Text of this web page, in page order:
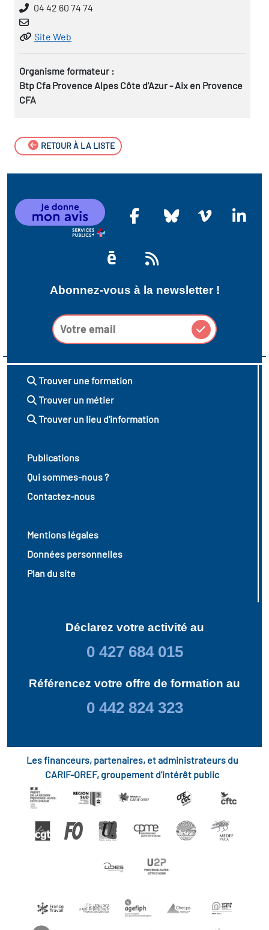
04 42 60 74 74
Site Web
Organisme formateur :
Btp Cfa Provence Alpes Côte d'Azur - Aix en Provence
CFA
RETOUR À LA LISTE
Abonnez-vous à la newsletter !
Trouver une formation
Trouver un métier
Trouver un lieu d'information
Publications
Qui sommes-nous ?
Contactez-nous
Mentions légales
Données personnelles
Plan du site
Déclarez votre activité au
0 427 684 015
Référencez votre offre de formation au
0 442 824 323
Les financeurs, partenaires, et administrateurs du
CARIF-OREF, groupement d'intérêt public